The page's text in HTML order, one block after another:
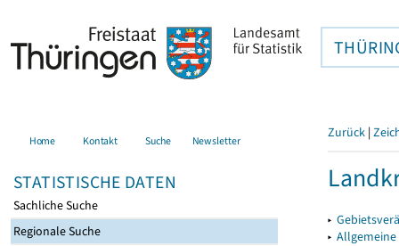
Home Kontakt Suche Newsletter
STATISTISCHE DATEN
Sachliche Suche
Regionale Suche
Zurück |
▸
▸